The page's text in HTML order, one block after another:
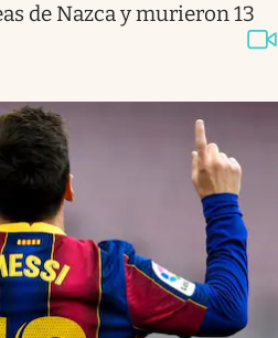
de Nazca y murieron 13